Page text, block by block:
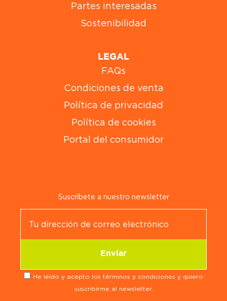
Partes interesadas
Sostenibilidad
LEGAL
FAQs
Condiciones de venta
Política de privacidad
Política de cookies
Portal del consumidor
Suscríbete a nuestro newsletter
He leído y acepto los términos y condiciones y quiero
suscribirme al newsletter.